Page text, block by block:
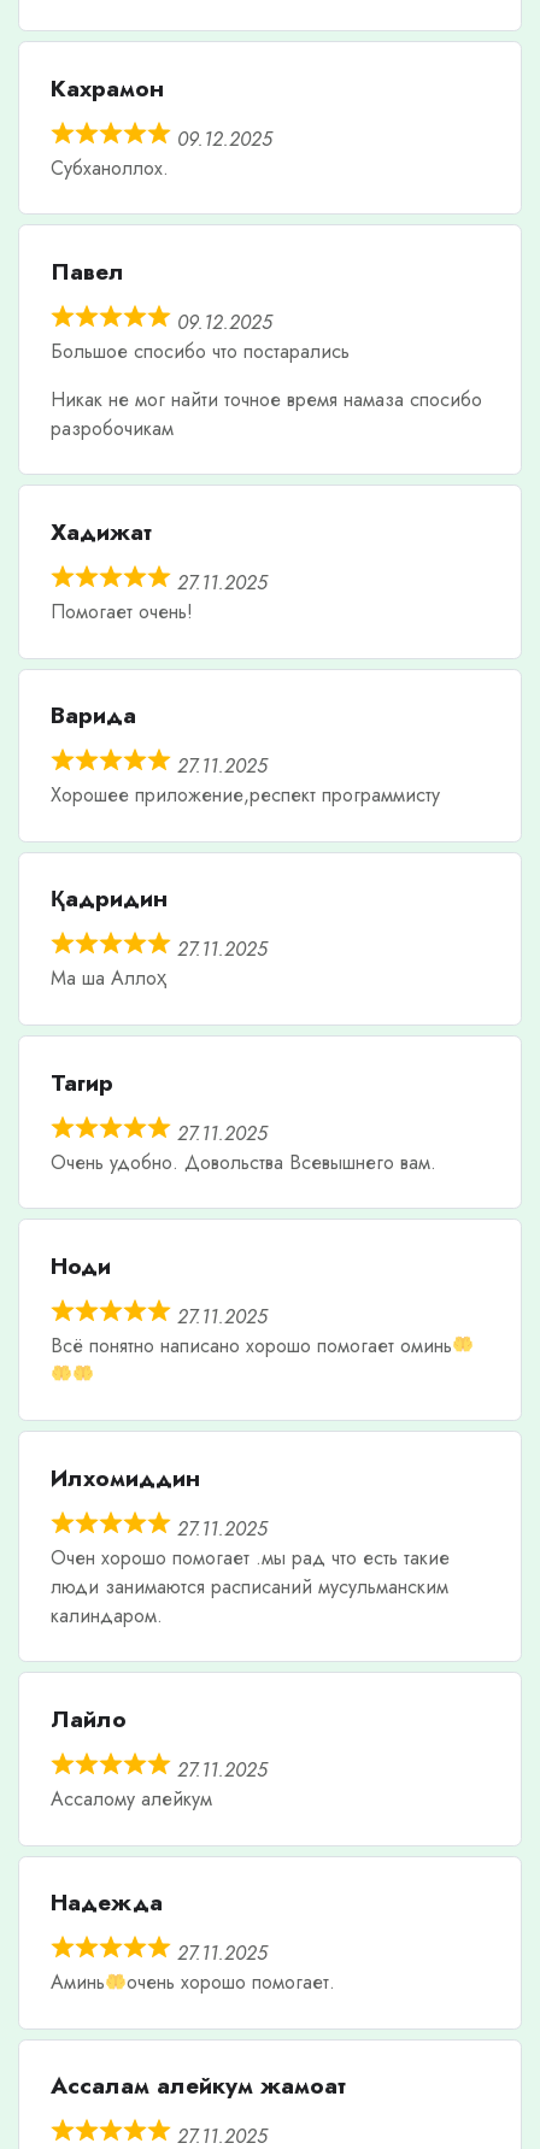
Кахрамон
09.12.2025
Субханоллох.
Павел
09.12.2025
Большое спосибо что постарались
Никак не мог найти точное время намаза спосибо
разробочикам
Хадижат
27.11.2025
Помогает очень!
Варида
27.11.2025
Хорошее приложение,респект программисту
Қадридин
27.11.2025
Ма ша Аллоҳ
Тагир
27.11.2025
Очень удобно. Довольства Всевышнего вам.
Ноди
27.11.2025
Всë понятно написано хорошо помогает оминь
Илхомиддин
27.11.2025
Очен хорошо помогает .мы рад что есть такие
люди занимаются расписаний мусульманским
калиндаром.
Лайло
27.11.2025
Ассалому алейкум
Надежда
27.11.2025
Аминь
очень хорошо помогает.
Ассалам алейкум жамоат
27.11.2025